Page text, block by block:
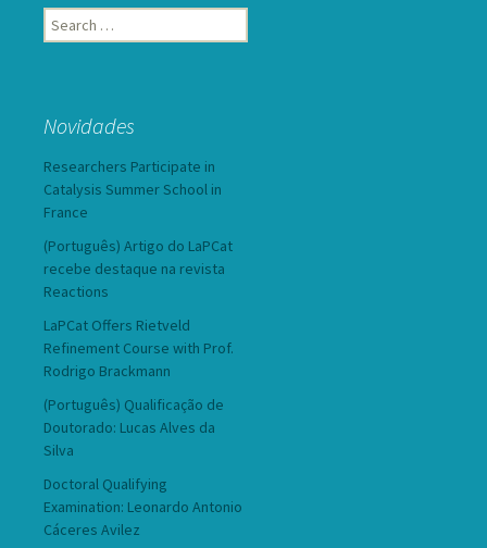
Search
for:
Novidades
Researchers Participate in
Catalysis Summer School in
France
(Português) Artigo do LaPCat
recebe destaque na revista
Reactions
LaPCat Offers Rietveld
Refinement Course with Prof.
Rodrigo Brackmann
(Português) Qualificação de
Doutorado: Lucas Alves da
Silva
Doctoral Qualifying
Examination: Leonardo Antonio
Cáceres Avilez